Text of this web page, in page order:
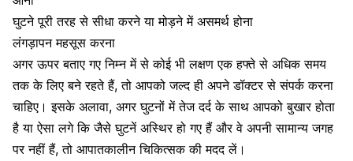
घुटने पूरी तरह से सीधा करने या मोड़ने में असमर्थ होना
लंगड़ापन महसूस करना
अगर ऊपर बताए गए निम्न में से कोई भी लक्षण एक हफ्ते से अधिक समय
तक के लिए बने रहते हैं, तो आपको जल्द ही अपने डॉक्टर से संपर्क करना
चाहिए। इसके अलावा, अगर घुटनों में तेज दर्द के साथ आपको बुखार होता
है या ऐसा लगे कि जैसे घुटनें अस्थिर हो गए हैं और वे अपनी सामान्य जगह
पर नहीं हैं, तो आपातकालीन चिकित्सक की मदद लें।